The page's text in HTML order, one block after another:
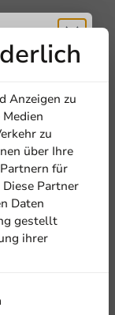
Anzeigen zu
zu
über Ihre
für
Partner
Daten
gestellt
ihrer